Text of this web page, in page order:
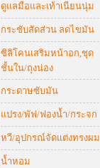
ดูแลมือและเท้าเนียนนุ่ม
กระชับสัดส่วน ลดไขมัน
ซิลิโคนเสริมหน้าอก,ชุด
ชั้นใน/ถุงน่อง
กระดาษซับมัน
แปรง/พัฟ/ฟองน้ำ/กระจก
หวี/อุปกรณ์จัดแต่งทรงผม
น้ำหอม